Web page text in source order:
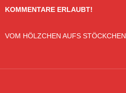
KOMMENTARE ERLAUBT!
VOM HÖLZCHEN AUFS STÖCKCHEN